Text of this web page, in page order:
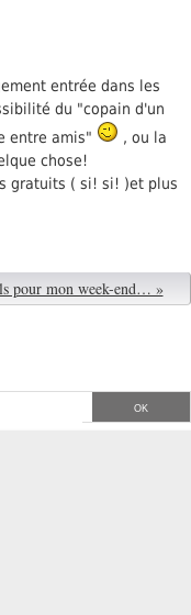
entrée dans les
du "copain d'un
entre amis"
, ou la
chose!
gratuits ( si! si! )et plus
pour mon week-end… »